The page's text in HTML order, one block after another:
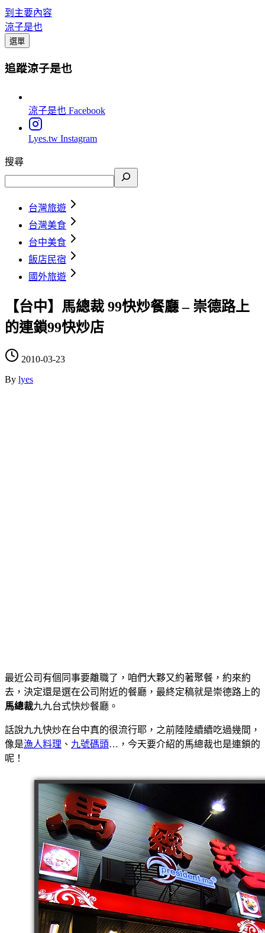
到主要內容
涼子是也
選單
追蹤涼子是也
涼子是也 Facebook
Lyes.tw Instagram
搜尋
台灣旅遊
台灣美食
台中美食
飯店民宿
國外旅遊
【台中】馬總裁 99快炒餐廳 – 崇德路上
的連鎖99快炒店
2010-03-23
By lyes
最近公司有個同事要離職了，咱們大夥又約著聚餐，約來約
去，決定還是選在公司附近的餐廳，最終定稿就是崇德路上的
馬總裁九九台式快炒餐廳。
話說九九快炒在台中真的很流行耶，之前陸陸續續吃過幾間，
像是漁人料理 、 九號碼頭…，今天要介紹的馬總裁也是連鎖的
呢！